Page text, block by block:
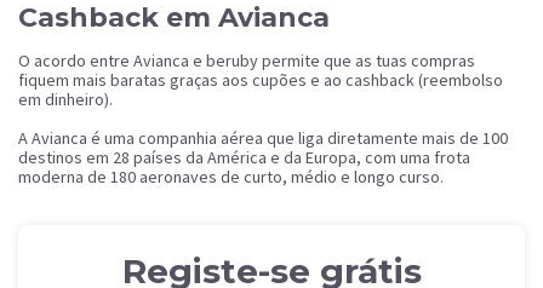
Cashback em Avianca
O acordo entre Avianca e beruby permite que as tuas compras
fiquem mais baratas graças aos cupões e ao cashback (reembolso
em dinheiro).
A Avianca é uma companhia aérea que liga diretamente mais de 100
destinos em 28 países da América e da Europa, com uma frota
moderna de 180 aeronaves de curto, médio e longo curso.
Registe-se grátis